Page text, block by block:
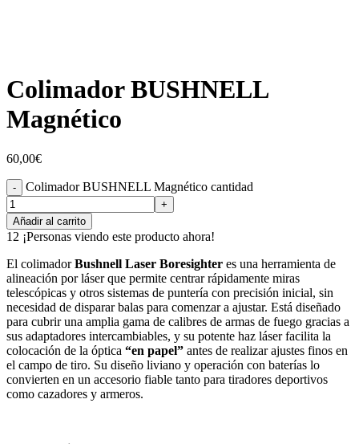
Colimador BUSHNELL
Magnético
60,00€
Colimador BUSHNELL Magnético cantidad
Añadir al carrito
12 ¡Personas viendo este producto ahora!
El colimadorBushnell Laser Boresighter es una herramienta de
alineación por láser que permite centrar rápidamente miras
telescópicas y otros sistemas de puntería con precisión inicial, sin
necesidad de disparar balas para comenzar a ajustar. Está diseñado
para cubrir una amplia gama de calibres de armas de fuego gracias a
sus adaptadores intercambiables, y su potente haz láser facilita la
colocación de la óptica “en papel” antes de realizar ajustes finos en
el campo de tiro. Su diseño liviano y operación con baterías lo
convierten en un accesorio fiable tanto para tiradores deportivos
como cazadores y armeros.